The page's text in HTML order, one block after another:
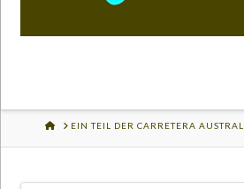
HOMEEIN TEIL DER CARRETERA AUSTRAL